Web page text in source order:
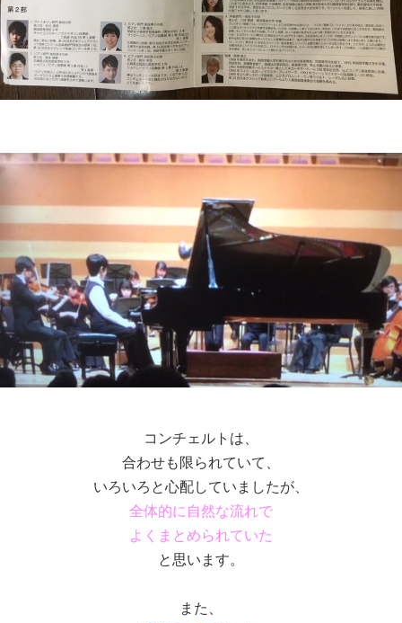
コンチェルトは、
合わせも限られていて、
いろいろと心配していましたが、
全体的に自然な流れで
よくまとめられていた
と思います。
また、